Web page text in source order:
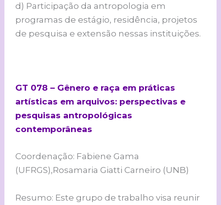
d) Participação da antropologia em
programas de estágio, residência, projetos
de pesquisa e extensão nessas instituições.
GT 078 – Gênero e raça em práticas
artísticas em arquivos: perspectivas e
pesquisas antropológicas
contemporâneas
Coordenação: Fabiene Gama
(UFRGS),Rosamaria Giatti Carneiro (UNB)
Resumo: Este grupo de trabalho visa reunir